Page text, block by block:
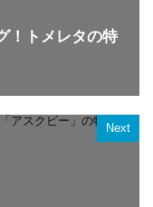
！トメレタの特
Next